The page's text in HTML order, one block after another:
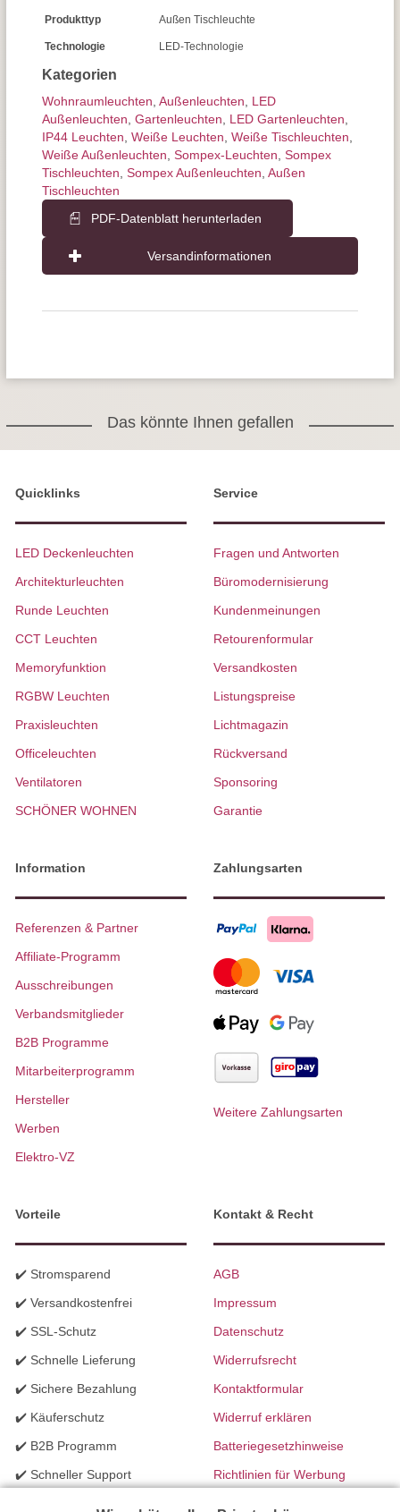
Kategorien
Wohnraum­leuchten Außen­leuchten
LED
Außenleuchten Gartenleuchten LED Gartenleuchten
IP44 Leuchten Weiße Leuchten Weiße Tischleuchten
Weiße Außenleuchten Sompex-Leuchten Sompex
Tischleuchten Sompex Außenleuchten Außen
Tischleuchten
PDF-Datenblatt herunterladen
Versandinformationen
Produkttyp Außen Tischleuchte
Technologie LED-Technologie
Das könnte Ihnen gefallen
Quicklinks
LED Deckenleuchten
Architekturleuchten
Runde Leuchten
CCT Leuchten
Memoryfunktion
RGBW Leuchten
Praxisleuchten
Officeleuchten
Ventilatoren
SCHÖNER WOHNEN
Service
Fragen und Antworten
Büromodernisierung
Kundenmeinungen
Retourenformular
Versandkosten
Listungspreise
Lichtmagazin
Rückversand
Sponsoring
Garantie
Information
Referenzen & Partner
Affiliate-Programm
Ausschreibungen
Verbandsmitglieder
B2B Programme
Mitarbeiterprogramm
Hersteller
Werben
Elektro-VZ
Zahlungsarten
Weitere Zahlungsarten
Vorteile
✔️ Stromsparend
✔️ Versandkostenfrei
✔️ SSL-Schutz
✔️ Schnelle Lieferung
✔️ Sichere Bezahlung
✔️ Käuferschutz
✔️ B2B Programm
✔️ Schneller Support
Kontakt & Recht
AGB
Impressum
Datenschutz
Widerrufsrecht
Kontaktformular
Widerruf erklären
Batteriegesetzhinweise
Richtlinien für Werbung